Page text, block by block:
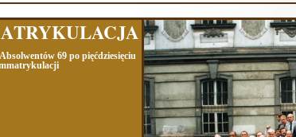
69 po pięćdziesięciu